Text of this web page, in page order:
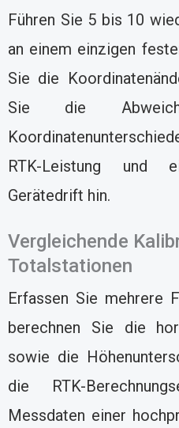
Führen Sie 5 bis 10
an einem einzigen
Sie die
Sie die
RTK-Leistung und
Gerätedrift hin.
Vergleichende
Totalstationen
Erfassen Sie mehrere
berechnen Sie die
sowie die
die RTK-
Messdaten einer